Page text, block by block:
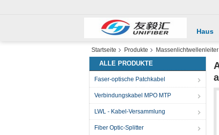
Haus
Startseite Produkte Massenlichtwellenleiter
ALLE PRODUKTE
Faser-optische Patchkabel
Verbindungskabel MPO MTP
LWL - Kabel-Versammlung
Fiber Optic-Splitter